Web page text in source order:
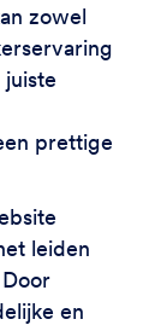
zowel
prettige
leiden
en